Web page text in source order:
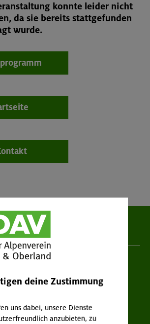
konnte leider nicht
da sie bereits stattgefunden
wurde.
Gewalt
deine Zustimmung
uns dabei, unsere Dienste
anzubieten, zu